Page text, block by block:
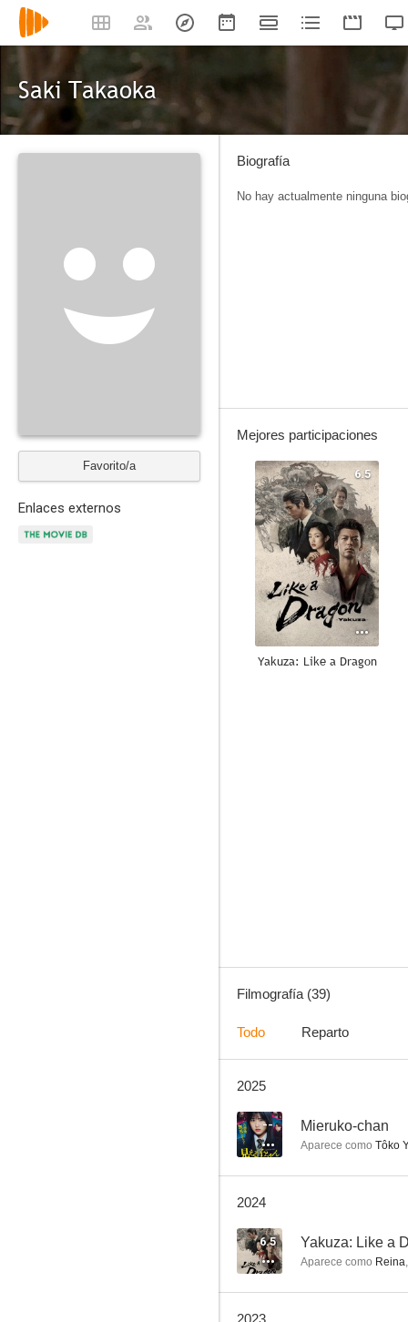
Saki Takaoka
Favorito/a
Enlaces externos
Biografía
No hay actualmente ninguna
Mejores participaciones
6.5
Yakuza: Like a Dragon
--
Filmografía (39)
Todo Reparto
2025
-- Mieruko-chan
Aparece como Tôko
2024
6.5 Yakuza: Like a
Aparece como Reina
2023